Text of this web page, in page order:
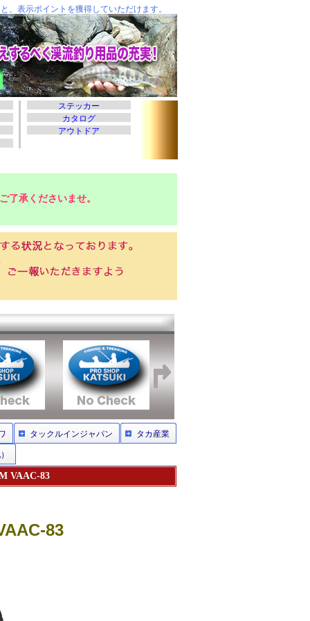
了承くださいませ。
タックルインジャパン タカ産業
VAAC-83
83